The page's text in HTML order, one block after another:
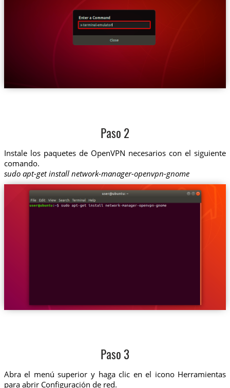
Paso 2
Instale los paquetes de OpenVPN necesarios con el siguiente
comando.
sudo apt-get install network-manager-openvpn-gnome
Paso 3
Abra el menú superior y haga clic en el icono Herramientas
para abrir Configuración de red.